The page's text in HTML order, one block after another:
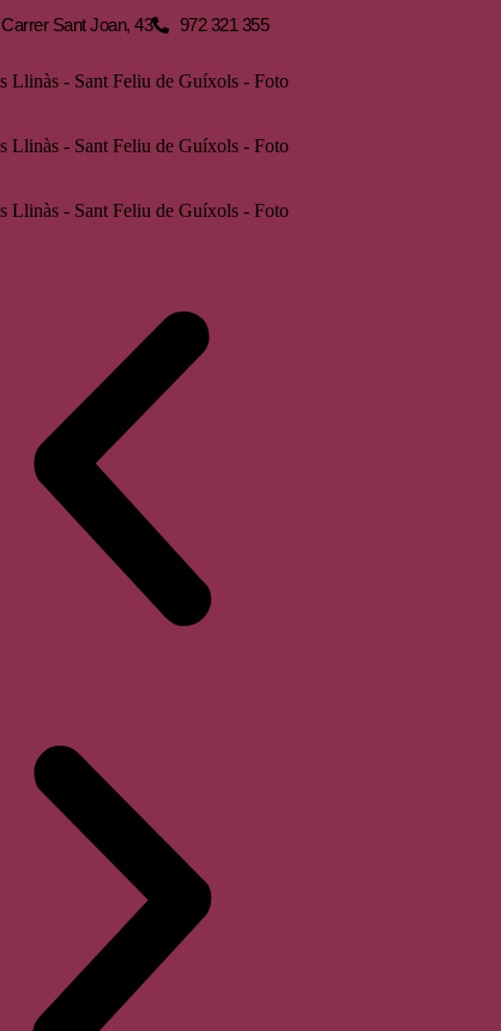
Carrer Sant Joan, 43 972 321 355